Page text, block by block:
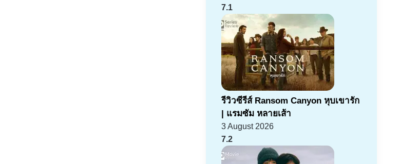
7.1
รีวิวซีรีส์ Ransom Canyon หุบเขารัก
| แรมซัม หลายเส้า
3 August 2026
7.2